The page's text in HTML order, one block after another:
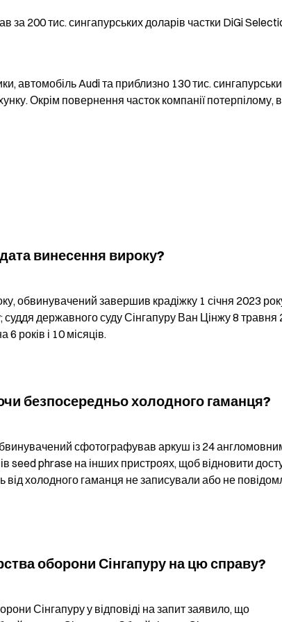
за 200 тис. сингапурських доларів частки DiGi
автомобіль Audi та приблизно 130 тис.
Окрім повернення часток компанії потерпілому,
винесення вироку?
обвинувачений завершив крадіжку 1 січня 2023
державного суду Сінгапуру Ван Цінжу 8 травня
років і 10 місяців.
безпосередньо холодного гаманця?
сфотографував аркуш із 24
seed phrase на інших пристроях, щоб відновити
від холодного гаманця не записували або не
оборони Сінгапуру на цю справу?
Сінгапуру у відповіді на запит заявило, що